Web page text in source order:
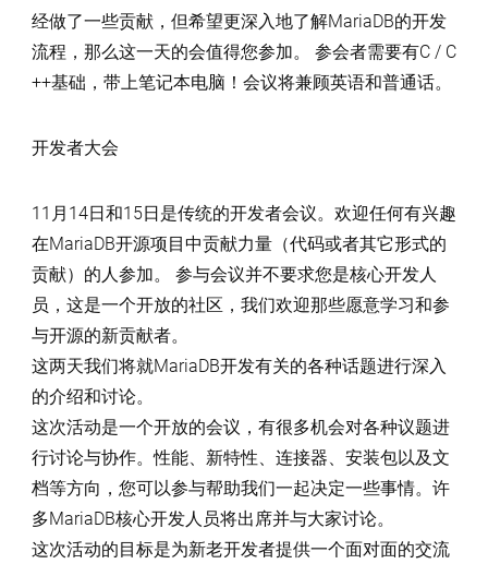
经做了一些贡献，但希望更深入地了解MariaDB的开发
流程，那么这一天的会值得您参加。 参会者需要有C / C
++基础，带上笔记本电脑！会议将兼顾英语和普通话。
开发者大会
11月14日和15日是传统的开发者会议。欢迎任何有兴趣
在MariaDB开源项目中贡献力量（代码或者其它形式的
贡献）的人参加。 参与会议并不要求您是核心开发人
员，这是一个开放的社区，我们欢迎那些愿意学习和参
与开源的新贡献者。
这两天我们将就MariaDB开发有关的各种话题进行深入
的介绍和讨论。
这次活动是一个开放的会议，有很多机会对各种议题进
行讨论与协作。性能、新特性、连接器、安装包以及文
档等方向，您可以参与帮助我们一起决定一些事情。许
多MariaDB核心开发人员将出席并与大家讨论。
这次活动的目标是为新老开发者提供一个面对面的交流